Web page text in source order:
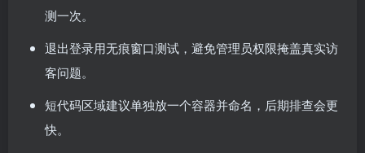
测一次。
退出登录用无痕窗口测试，避免管理员权限掩盖真实访
客问题。
短代码区域建议单独放一个容器并命名，后期排查会更
快。